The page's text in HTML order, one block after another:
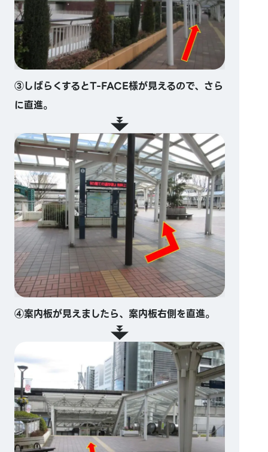
③しばらくするとT-FACE様が見えるので、さら
に直進。
④案内板が見えましたら、案内板右側を直進。